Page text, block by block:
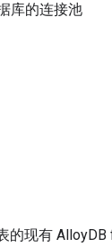
库的连接池
的现有